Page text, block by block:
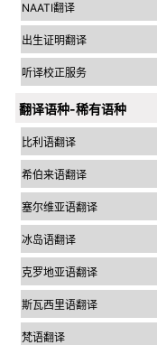
NAATI翻译
出生证明翻译
听译校正服务
翻译语种-稀有语种
比利语翻译
希伯来语翻译
塞尔维亚语翻译
冰岛语翻译
克罗地亚语翻译
斯瓦西里语翻译
梵语翻译